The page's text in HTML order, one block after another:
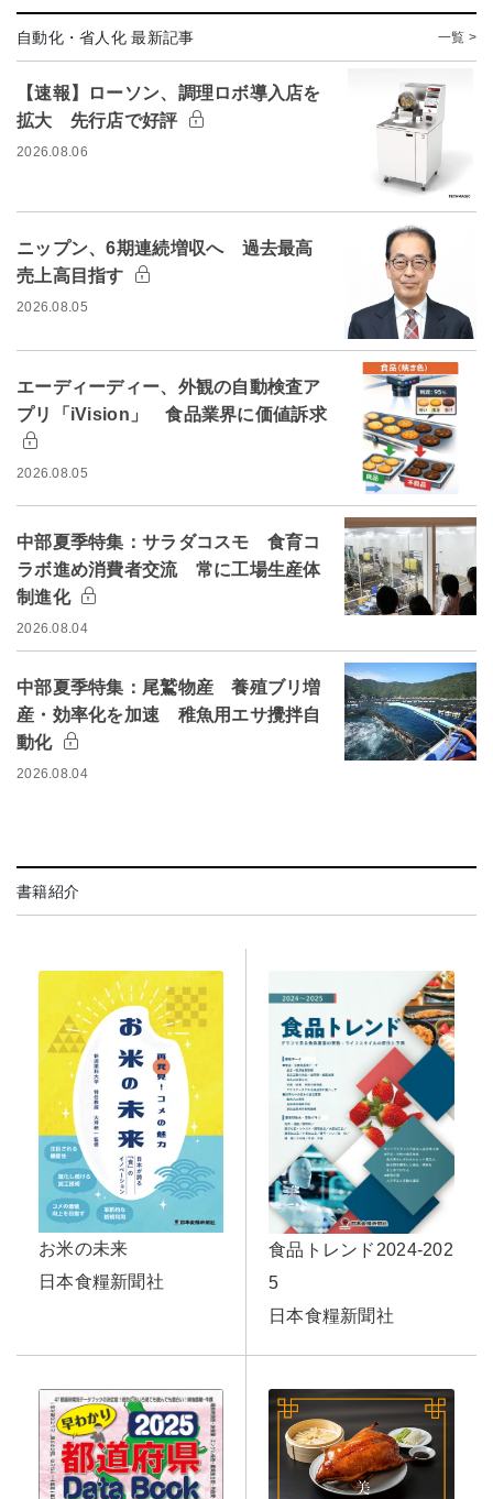
自動化・省人化 最新記事 一覧 >
【速報】ローソン、調理ロボ導入店を
拡大 先行店で好評
2026.08.06
ニップン、6期連続増収へ 過去最高
売上高目指す
2026.08.05
エーディーディー、外観の自動検査ア
プリ「iVision」 食品業界に価値訴求
2026.08.05
中部夏季特集：サラダコスモ 食育コ
ラボ進め消費者交流 常に工場生産体
制進化
2026.08.04
中部夏季特集：尾鷲物産 養殖ブリ増
産・効率化を加速 稚魚用エサ攪拌自
動化
2026.08.04
書籍紹介
お米の未来
日本食糧新聞社
食品トレンド2024-202
5
日本食糧新聞社